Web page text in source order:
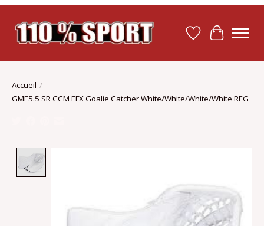
Liste dePanier
Accueil /
GME5.5 SR CCM EFX Goalie Catcher White/White/White/White REG